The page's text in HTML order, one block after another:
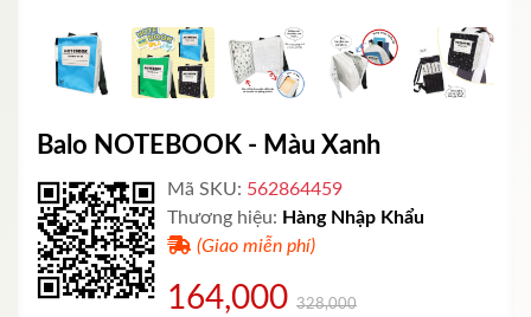
Balo NOTEBOOK - Màu Xanh
Mã SKU: 562864459
Thương hiệu: Hàng Nhập Khẩu
(Giao miễn phí)
164,000 328,000